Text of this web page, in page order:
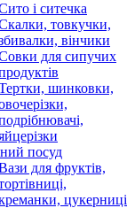
і ситечка
товкучки,
вінчики
для сипучих
шинковки,
посуд
для фруктів,
цукерниці